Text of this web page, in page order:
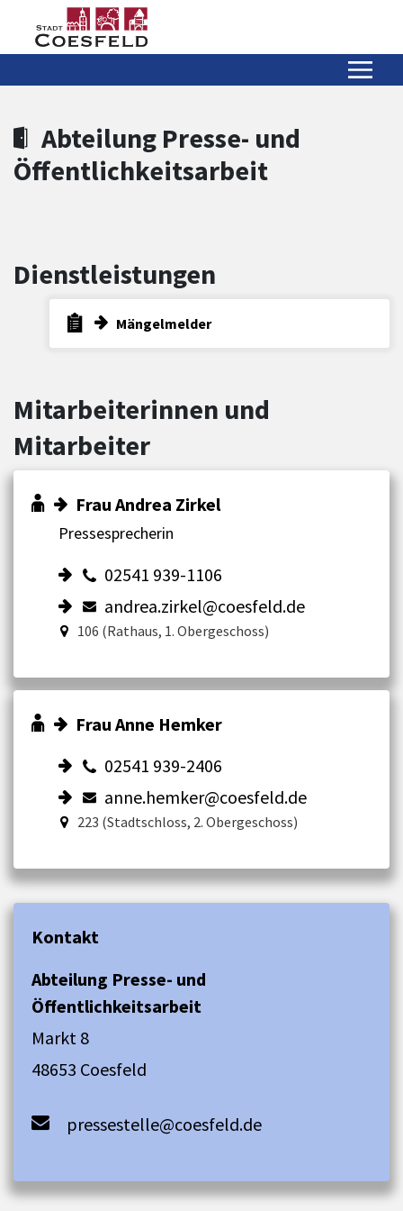
Zum Header
Zum Hauptinhalt
Zum Footer
Zum Hauptinhalt springen
Abteilung Presse- und
Öffentlichkeitsarbeit
Dienstleistungen
Mängelmelder
Mitarbeiterinnen und
Mitarbeiter
Frau Andrea Zirkel
Pressesprecherin
02541 939-1106
andrea.zirkel@coesfeld.de
106 (Rathaus, 1. Obergeschoss)
Frau Anne Hemker
02541 939-2406
anne.hemker@coesfeld.de
223 (Stadtschloss, 2. Obergeschoss)
Kontakt
Abteilung Presse- und
Öffentlichkeitsarbeit
Markt 8
48653 Coesfeld
pressestelle@coesfeld.de